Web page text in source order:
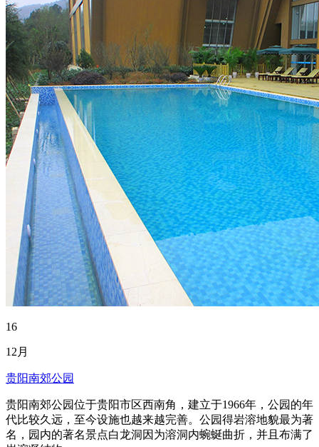
16
12月
贵阳南郊公园
贵阳南郊公园位于贵阳市区西南角，建立于1966年，公园的年
代比较久远，至今设施也越来越完善。公园得岩溶地貌最为著
名，园内的著名景点白龙洞因为溶洞内蜿蜒曲折，并且布满了